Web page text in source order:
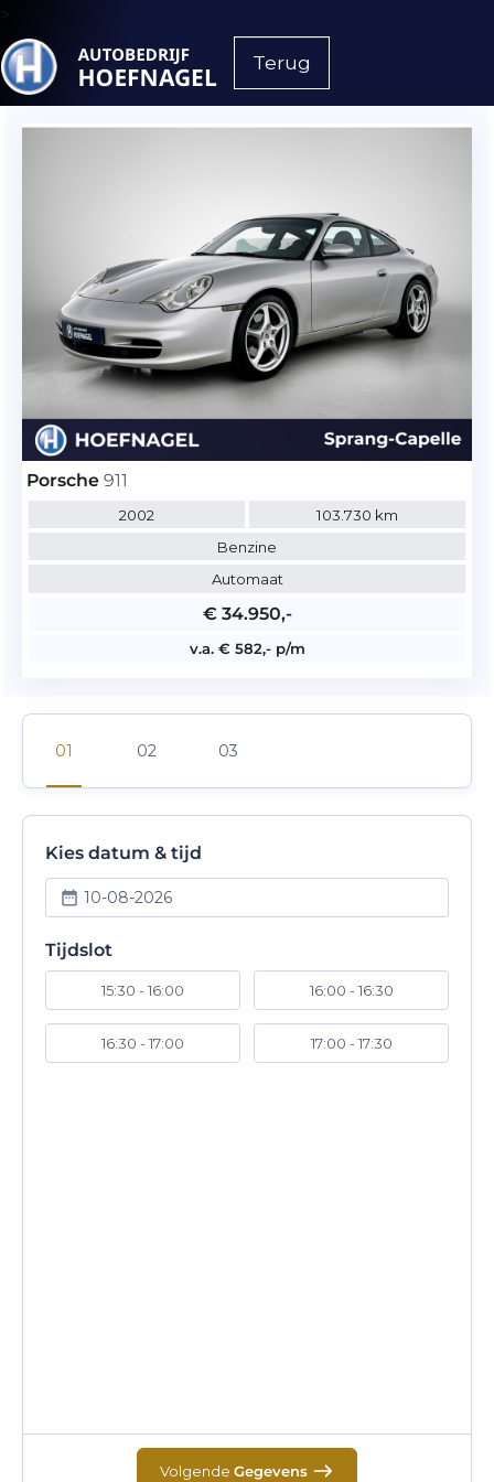
>
Terug
Porsche 911
2002
103.730 km
Benzine
Automaat
€ 34.950,-
v.a. € 582,- p/m
Kies datum & tijd
10-08-2026
Tijdslot
15:30 - 16:00 16:00 - 16:30
16:30 - 17:00 17:00 - 17:30
Volgende Gegevens